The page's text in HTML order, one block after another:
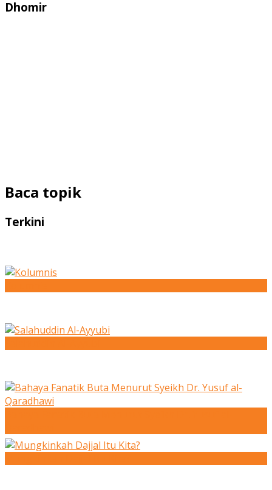
Dhomir
Baca topik
Terkini